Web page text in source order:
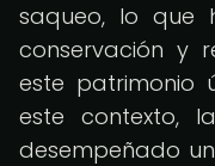
saqueo, lo que
conservación y
este patrimonio
este contexto,
desempeñado